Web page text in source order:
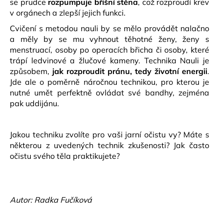
v orgánech a zlepší jejich funkci.
Cvičení s metodou nauli by se mělo provádět nalačno
a měly by se mu vyhnout těhotné ženy, ženy s
menstruací, osoby po operacích břicha či osoby, které
trápí ledvinové a žlučové kameny. Technika Nauli je
způsobem, jak rozproudit pránu, tedy životní energii.
Jde ale o poměrně náročnou technikou, pro kterou je
nutné umět perfektně ovládat své bandhy, zejména
pak uddijánu.
Jakou techniku zvolíte pro vaši jarní očistu vy? Máte s
některou z uvedených technik zkušenosti? Jak často
očistu svého těla praktikujete?
Autor: Radka Fučíková